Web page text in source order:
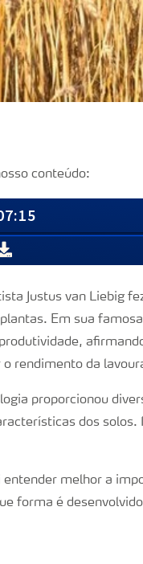
conteúdo:
Justus van Liebig
Em sua
rendimento da
proporcionou
dos
entender melhor a
forma é